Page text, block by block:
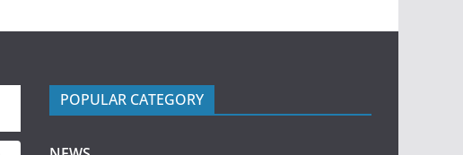
POPULAR CATEGORY